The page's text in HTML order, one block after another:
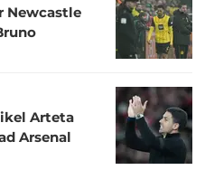
Newcastle
Arteta
Arsenal